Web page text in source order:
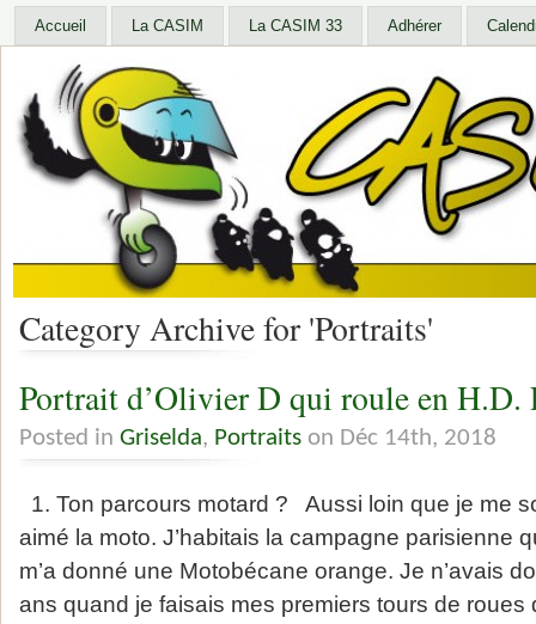
Accueil La CASIM La CASIM 33 Adhérer
Category Archive for 'Portraits'
Portrait d’Olivier D qui roule en H.D.
Posted in Griselda, Portraits on Déc 14th, 2018
1. Ton parcours motard ? Aussi loin que je me
aimé la moto. J’habitais la campagne parisienne
m’a donné une Motobécane orange. Je n’avais
ans quand je faisais mes premiers tours de roues